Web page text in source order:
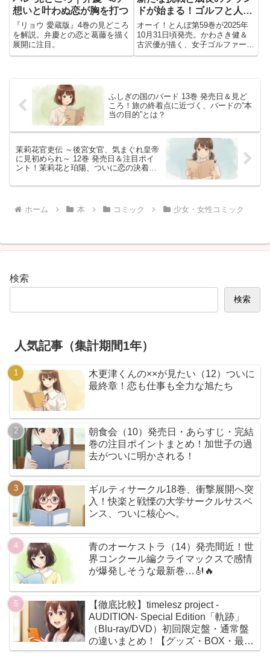
想いと叶わぬ恋が胸を打つ
『リョウ 愛蔵版』4巻の見どころ
を解説。弁慶との恋と葛藤を描く
展開に注目。
ドが始まる！ゴルフと人生
を描く“青春グリーンスト
ーリー”
オーイ！とんぼ第59巻が2025年
10月31日頃発売。かわさき健＆
古沢優が描く、女子ゴルファー・
とんぼの新たな挑戦と成長の物
ふしぎの国のバード 13巻 発売日＆見ど
ころ！旅の終着点に近づく、バードの“本
当の目的”とは？
茉莉花官吏伝 ～後宮女官、気まぐれ皇帝
に見初められ～ 12巻 発売日＆注目ポイ
ント！茉莉花と珀陽、ついに恋の決着へ
ホーム 本 コミック 少女・女性コミック
検索
検索
人気記事（集計期間1年）
木更津くんの××が見たい（12）ついに
最終章！恋も仕事も全力な旭たち
朝食会（10）発売日・あらすじ・完結
巻の注目ポイントまとめ！加世子の過
去がついに明かされる！
ギルティサークル18巻、衝撃展開へ突
入！快楽と戦慄の大学サークルサスペ
ンス、ついに核心へ。
青のオーケストラ（14）発売間近！世
界コンクール編クライマックスで感情
が爆発しそうな最新巻…🎻🔥
【徹底比較】timelesz project -
AUDITION- Special Edition「軌跡」
（Blu-ray/DVD）初回限定盤・通常盤
の違いまとめ！【グッズ・BOX・最安
値】